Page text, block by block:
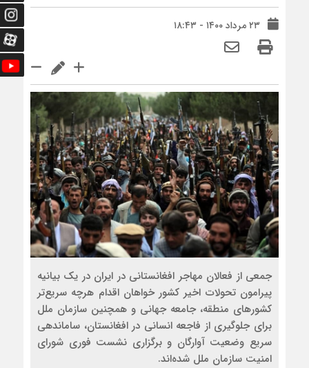
۲۳ مرداد ۱۴۰۰ - ۱۸:۴۳
جمعی از فعالان مهاجر افغانستانی در ایران در یک بیانیه
پیرامون تحولات اخیر کشور خواهان اقدام هرچه سریع‌تر
کشورهای منطقه، جامعه جهانی و همچنین سازمان ملل
برای جلوگیری از فاجعه انسانی در افغانستان، ساماندهی
سریع وضعیت آوارگان و برگزاری نشست فوری شورای
امنیت سازمان ملل شده‌اند.